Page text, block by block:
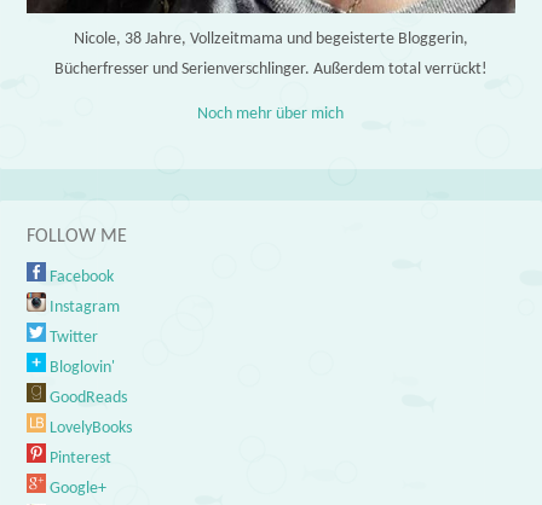
Nicole, 38 Jahre, Vollzeitmama und begeisterte Bloggerin,
Bücherfresser und Serienverschlinger. Außerdem total verrückt!
Noch mehr über mich
FOLLOW ME
Facebook
Instagram
Twitter
Bloglovin'
GoodReads
LovelyBooks
Pinterest
Google+